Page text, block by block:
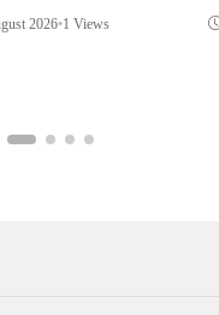
2026•1 Views